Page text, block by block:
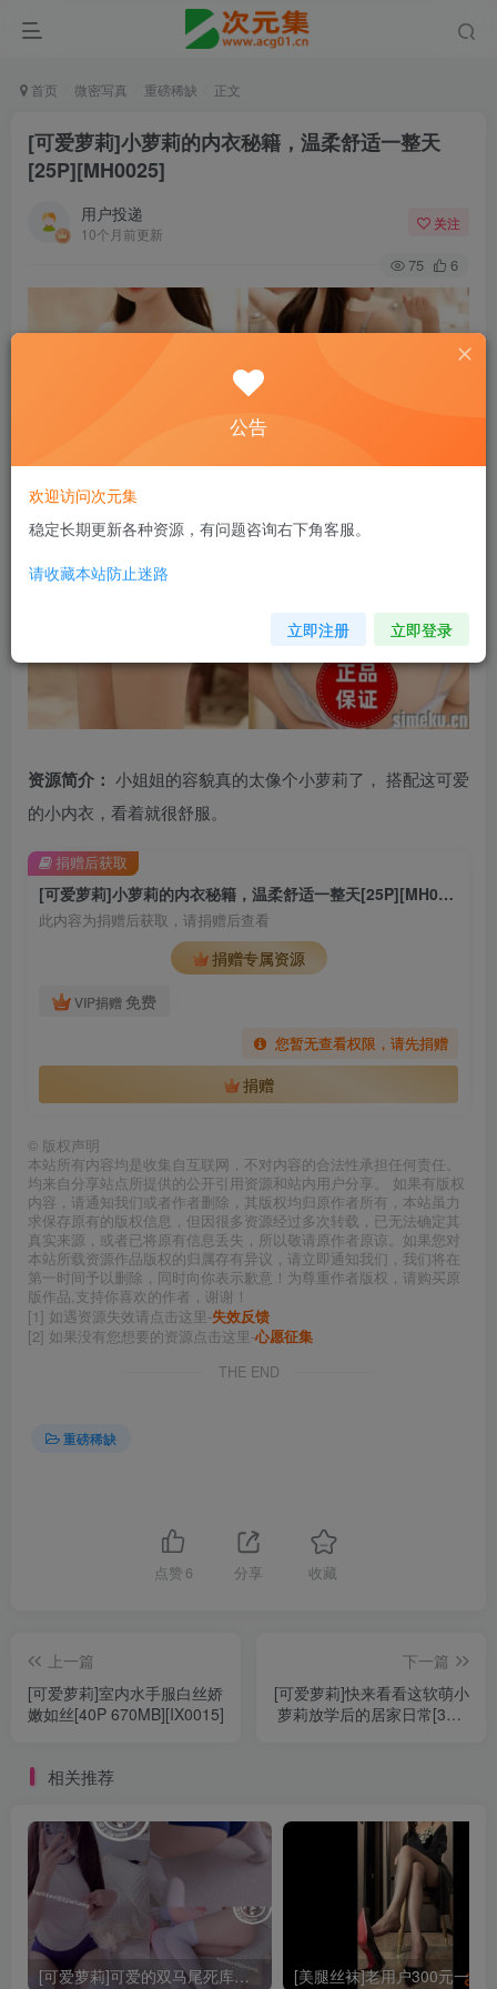
首页 微密写真 重磅稀缺 正文
[可爱萝莉]小萝莉的内衣秘籍，温柔舒适一整天
[25P][MH0025]
用户投递
10个月前更新
关注
75 6
资源简介： 小姐姐的容貌真的太像个小萝莉了， 搭配这可爱
的小内衣，看着就很舒服。
[可爱萝莉]小萝莉的内衣秘籍，温柔舒适一整天[25P][MH0025]
此内容为捐赠后获取，请捐赠后查看
捐赠专属资源
VIP捐赠 免费
您暂无查看权限，请先捐赠
捐赠
捐赠后获取
© 版权声明
本站所有内容均是收集自互联网，不对内容的合法性承担任何责任。
均来自分享站点所提供的公开引用资源和站内用户分享。 如果有版权
内容，请通知我们或者作者删除，其版权均归原作者所有，本站虽力
求保存原有的版权信息，但因很多资源经过多次转载，已无法确定其
真实来源，或者已将原有信息丢失，所以敬请原作者原谅。如果您对
本站所载资源作品版权的归属存有异议，请立即通知我们，我们将在
第一时间予以删除，同时向你表示歉意！为尊重作者版权，请购买原
版作品,支持你喜欢的作者，谢谢！
[1] 如遇资源失效请点击这里-失效反馈
[2] 如果没有您想要的资源点击这里-心愿征集
THE END
重磅稀缺
点赞 6 分享 收藏
上一篇
[可爱萝莉]室内水手服白丝娇
嫩如丝[40P 670MB][IX0015]
下一篇
[可爱萝莉]快来看看这软萌小
萝莉放学后的居家日常[39P]
相关推荐
[可爱萝莉]可爱的双马尾死库水写真[78P 87.7MB][IX0012]
公告
欢迎访问次元集
稳定长期更新各种资源，有问题咨询右下角客服。
请收藏本站防止迷路
立即注册 立即登录